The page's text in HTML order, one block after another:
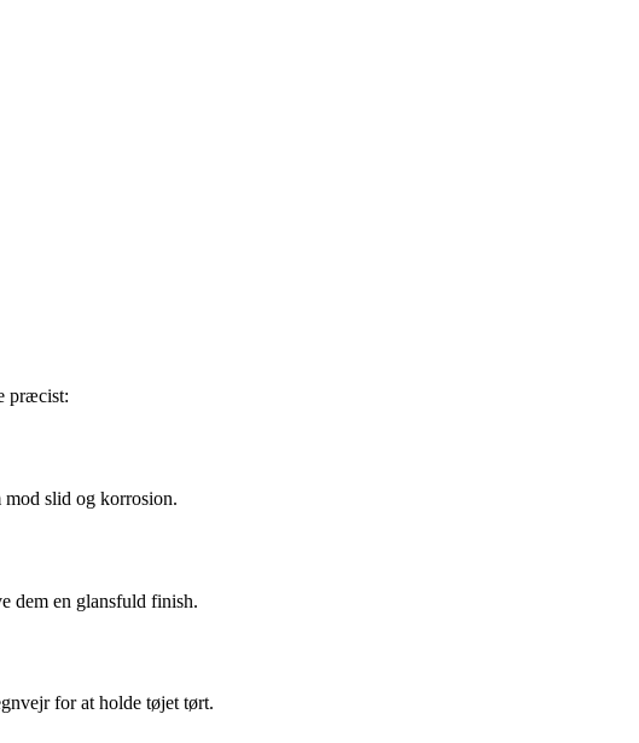
præcist:
mod slid og korrosion.
dem en glansfuld finish.
for at holde tøjet tørt.